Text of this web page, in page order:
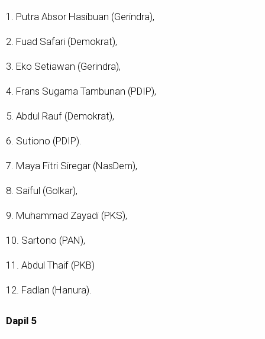
1. Putra Absor Hasibuan (Gerindra),
2. Fuad Safari (Demokrat),
3. Eko Setiawan (Gerindra),
4. Frans Sugama Tambunan (PDIP),
5. Abdul Rauf (Demokrat),
6. Sutiono (PDIP).
7. Maya Fitri Siregar (NasDem),
8. Saiful (Golkar),
9. Muhammad Zayadi (PKS),
10. Sartono (PAN),
11. Abdul Thaif (PKB)
12. Fadlan (Hanura).
Dapil 5